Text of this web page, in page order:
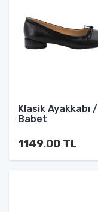
Klasik Ayakkabı /
Babet
1149.00 TL